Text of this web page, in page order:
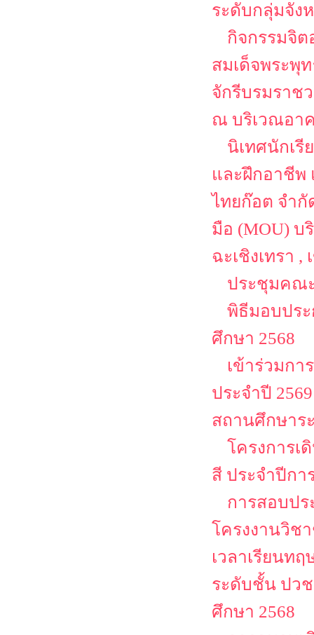
ระดับกลุ่มจัง
กิจกรรมจิต
สมเด็จพระพุ
จักรีบรมราช
ณ บริเวณอา
นิเทศนักเ
และฝึกอาชีพ
ไทยก๊อต จำกั
มือ (MOU) บ
ฉะเชิงเทรา
ประชุมคณ
พิธีมอบประ
ศึกษา 2568
เข้าร่วมกา
ประจำปี
สถานศึกษาร
โครงการเ
สี ประจำปีกา
การสอบปร
โครงงานวิช
เวลาเรียนท
ระดับชั้น ปว
ศึกษา 2568